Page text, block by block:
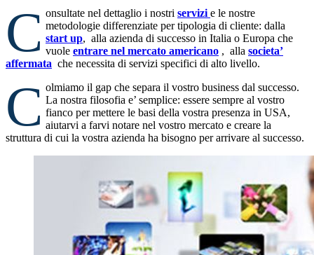
C onsultate nel dettaglio i nostri servizi e le nostre
metodologie differenziate per tipologia di cliente: dalla
start up, alla azienda di successo in Italia o Europa che
vuole entrare nel mercato americano , alla societa’
affermata che necessita di servizi specifici di alto livello.
C olmiamo il gap che separa il vostro business dal successo.
La nostra filosofia e’ semplice: essere sempre al vostro
fianco per mettere le basi della vostra presenza in USA,
aiutarvi a farvi notare nel vostro mercato e creare la
struttura di cui la vostra azienda ha bisogno per arrivare al successo.